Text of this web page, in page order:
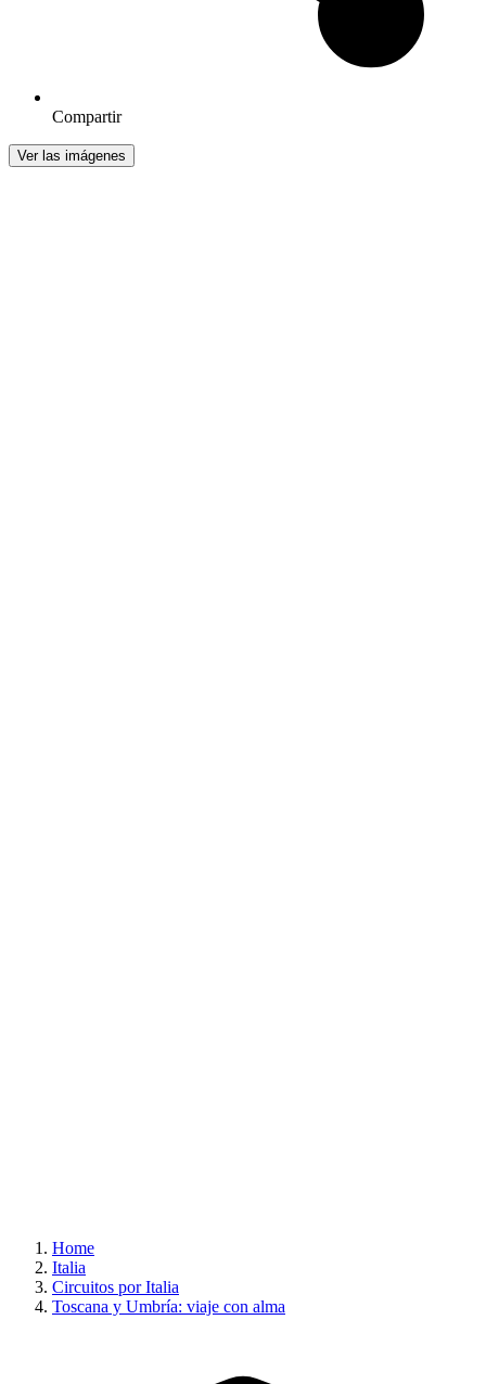
Compartir
Ver las imágenes
Home
Italia
Circuitos por Italia
Toscana y Umbría: viaje con alma